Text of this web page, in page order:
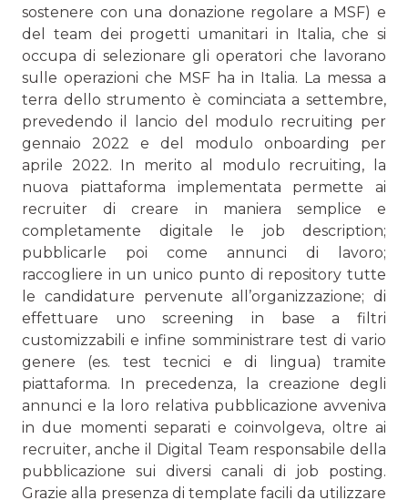
sostenere con una donazione regolare a MSF) e
del team dei progetti umanitari in Italia, che si
occupa di selezionare gli operatori che lavorano
sulle operazioni che MSF ha in Italia. La messa a
terra dello strumento è cominciata a settembre,
prevedendo il lancio del modulo recruiting per
gennaio 2022 e del modulo onboarding per
aprile 2022. In merito al modulo recruiting, la
nuova piattaforma implementata permette ai
recruiter di creare in maniera semplice e
completamente digitale le job description;
pubblicarle poi come annunci di lavoro;
raccogliere in un unico punto di repository tutte
le candidature pervenute all’organizzazione; di
effettuare uno screening in base a filtri
customizzabili e infine somministrare test di vario
genere (es. test tecnici e di lingua) tramite
piattaforma. In precedenza, la creazione degli
annunci e la loro relativa pubblicazione avveniva
in due momenti separati e coinvolgeva, oltre ai
recruiter, anche il Digital Team responsabile della
pubblicazione sui diversi canali di job posting.
Grazie alla presenza di template facili da utilizzare